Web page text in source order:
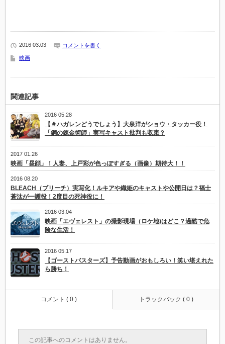
2016 03.03 コメントを書く
映画
関連記事
2016 05.28
【＃ハガレンどうでしょう】大泉洋がショウ・タッカー役！
「鋼の錬金術師」実写キャスト批判も収束？
2017 01.26
映画「昼顔」！人妻、上戸彩が色っぽすぎる（画像）期待大！！
2016 08.20
BLEACH（ブリーチ）実写化！ルキアや織姫のキャストや公開日は？福士
蒼汰が一護役！2度目の死神役に！
2016 03.04
映画「エヴェレスト」の撮影現場（ロケ地)はどこ？過酷で危
険な生活！
2016 05.17
【ゴーストバスターズ】予告動画がおもしろい！笑い堪えれた
ら勝ち！
コメント ( 0 ) トラックバック ( 0 )
この記事へのコメントはありません。